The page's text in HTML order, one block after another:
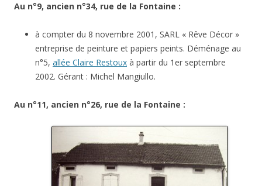
Au n°9, ancien n°34, rue de la Fontaine :
à compter du 8 novembre 2001, SARL « Rêve Décor »
entreprise de peinture et papiers peints. Déménage au
n°5, allée Claire Restoux à partir du 1er septembre
2002. Gérant : Michel Mangiullo.
Au n°11, ancien n°26, rue de la Fontaine :